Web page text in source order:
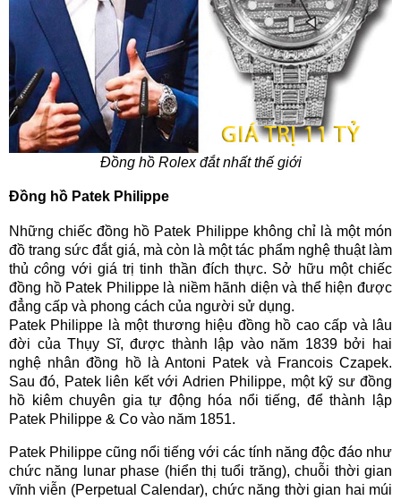
Đồng hồ Rolex đắt nhất thế giới
Đồng hồ Patek Philippe
Những chiếc đồng hồ Patek Philippe không chỉ là một món
đồ trang sức đắt giá, mà còn là một tác phẩm nghệ thuật làm
thủcông với giá trị tinh thần đích thực. Sở hữu một chiếc
đồng hồ Patek Philippe là niềm hãnh diện và thể hiện được
đẳng cấp và phong cách của người sử dụng.
Patek Philippe là một thương hiệu đồng hồ cao cấp và lâu
đời của Thụy Sĩ, được thành lập vào năm 1839 bởi hai
nghệ nhân đồng hồ là Antoni Patek và Francois Czapek.
Sau đó, Patek liên kết với Adrien Philippe, một kỹ sư đồng
hồ kiêm chuyên gia tự động hóa nổi tiếng, để thành lập
Patek Philippe & Co vào năm 1851.
Patek Philippe cũng nổi tiếng với các tính năng độc đáo như
chức năng lunar phase (hiển thị tuổi trăng), chuỗi thời gian
vĩnh viễn (Perpetual Calendar), chức năng thời gian hai múi